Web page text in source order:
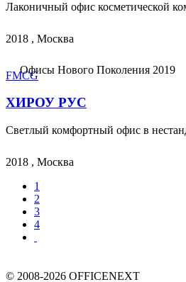
Лаконичный офис косметической
2018 , Москва
Офисы Нового Поколения 2019
FMCG
ХИРОУ РУС
Светлый комфортный офис в
2018 , Москва
1
2
3
4
© 2008-2026 OFFICENEXT